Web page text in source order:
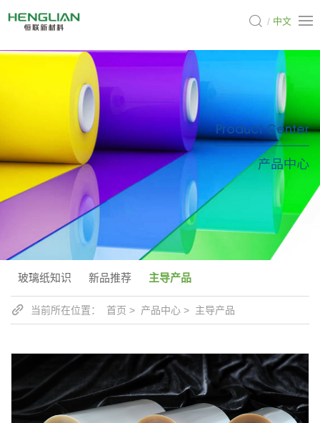
中文
Product Center
产品中心
玻璃纸知识 新品推荐 主导产品
当前所在位置： 首页 产品中心 主导产品